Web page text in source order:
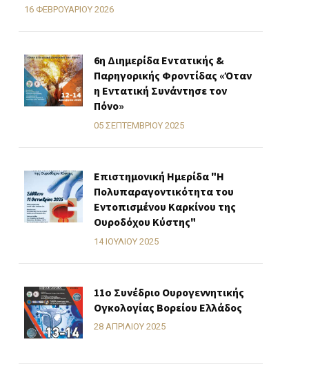
16 ΦΕΒΡΟΥΑΡΊΟΥ 2026
6η Διημερίδα Εντατικής &
Παρηγορικής Φροντίδας «Όταν
η Εντατική Συνάντησε τον
Πόνο»
05 ΣΕΠΤΕΜΒΡΊΟΥ 2025
Επιστημονική Ημερίδα "Η
Πολυπαραγοντικότητα του
Εντοπισμένου Καρκίνου της
Ουροδόχου Κύστης"
14 ΙΟΥΛΊΟΥ 2025
11o Συνέδριο Ουρογεννητικής
Ογκολογίας Βορείου Ελλάδος
28 ΑΠΡΙΛΊΟΥ 2025